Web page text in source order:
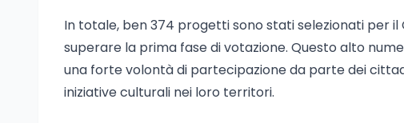
In totale, ben 374 progetti sono stati selezionati per il
superare la prima fase di votazione. Questo alto
una forte volontà di partecipazione da parte dei
iniziative culturali nei loro territori.